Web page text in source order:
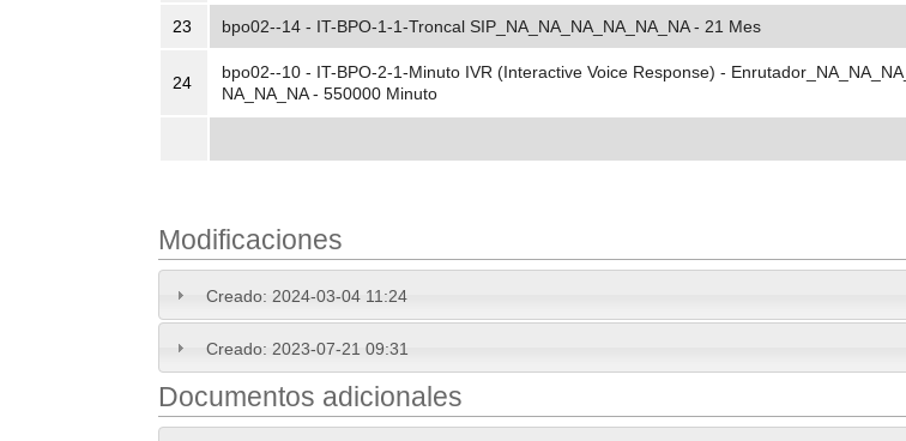
23 bpo02--14 - IT-BPO-1-1-Troncal SIP_NA_NA_NA_NA_NA_NA - 21 Mes
24
bpo02--10 - IT-BPO-2-1-Minuto IVR (Interactive Voice Response) - Enrutador_NA_NA_NA_
NA_NA_NA - 550000 Minuto
Modificaciones
Creado: 2024-03-04 11:24
Creado: 2023-07-21 09:31
Documentos adicionales